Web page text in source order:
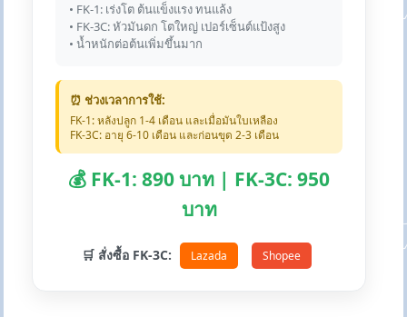
• FK-1: เร่งโต ต้นแข็งแรง ทนแล้ง
• FK-3C: หัวมันดก โตใหญ่ เปอร์เซ็นต์แป้งสูง
• น้ำหนักต่อต้นเพิ่มขึ้นมาก
⏰ ช่วงเวลาการใช้:
FK-1: หลังปลูก 1-4 เดือน และเมื่อมันใบเหลือง
FK-3C: อายุ 6-10 เดือน และก่อนขุด 2-3 เดือน
💰 FK-1: 890 บาท | FK-3C: 950
บาท
🛒 สั่งซื้อ FK-3C: Lazada Shopee